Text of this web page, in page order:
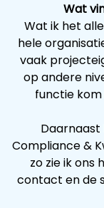
Wat
Wat ik het
hele
vaak
op andere
functie
Daarnaast
Compliance &
zo zie ik ons
contact en de